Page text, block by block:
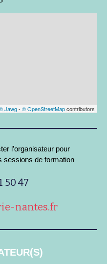
Jawg- © OpenStreetMapcontributors
l’organisateur pour
sessions de formation
50 47
nantes.fr